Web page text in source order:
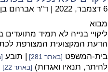
6 דצמבר, 2022 | ד"ר אברהם
מבוא
ליקויי בנייה לא תמיד
הדעת המקצועית המצורפת
בית-המשפט [באתר 281] | תובע
להיתר, תנאיו ואגרות) [באתר 22]